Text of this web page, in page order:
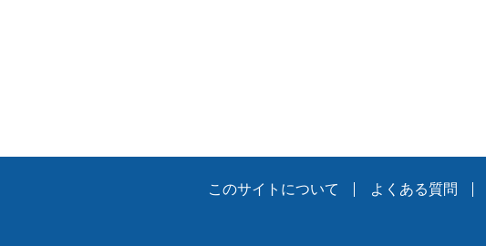
このサイトについて よくある質問